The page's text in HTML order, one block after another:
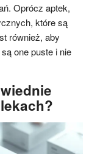
Oprócz aptek,
które są
również, aby
one puste i nie